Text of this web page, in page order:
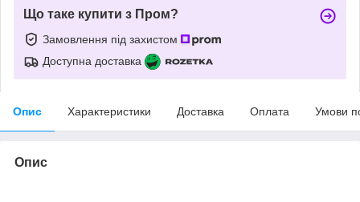
Що таке купити з Пром?
Замовлення під захистом
Доступна доставка
Опис Характеристики Доставка Оплата Умови
Опис